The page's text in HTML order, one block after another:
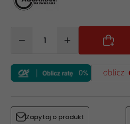
0%
Zapytaj o produkt